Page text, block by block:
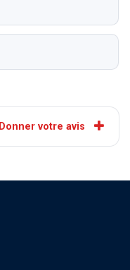
Donner votre avis